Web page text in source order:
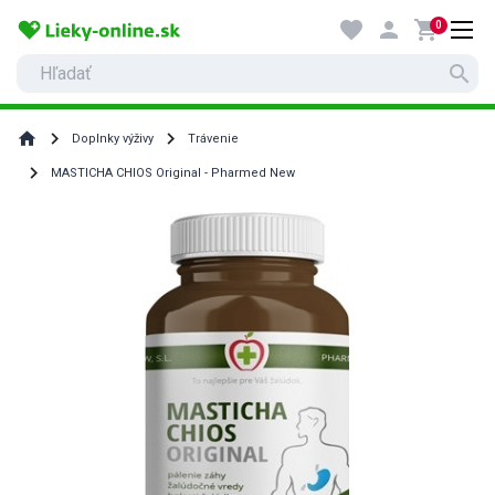
search
favorite person shopping_cart0
home Doplnky výživy Trávenie
MASTICHA CHIOS Original - Pharmed New